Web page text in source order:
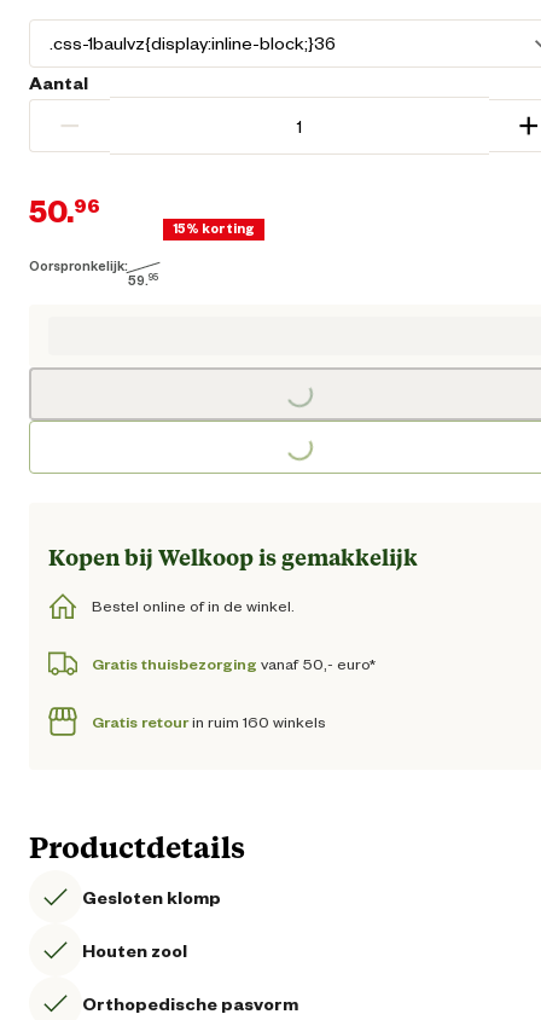
Aantal
− +
Oorspronkelijk:
59.95
50.96
Huidige prijs € 50,96
15% korting
Loading...
Loading...
Kopen bij Welkoop is gemakkelijk
Bestel online of in de winkel.
Gratis thuisbezorging vanaf 50,- euro*
Gratis retourin ruim 160 winkels
Productdetails
Gesloten klomp
Houten zool
Orthopedische pasvorm